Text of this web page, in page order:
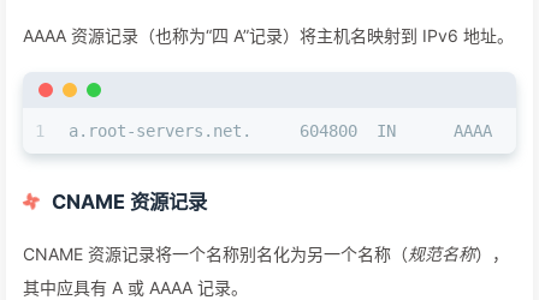
AAAA 资源记录（也称为“四 A”记录）将主机名映射到 IPv6 地址。
1 a.root-servers.net.     604800  IN      AAAA
CNAME 资源记录
CNAME 资源记录将一个名称别名化为另一个名称（规范名称），
其中应具有 A 或 AAAA 记录。